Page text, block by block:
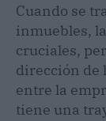
Cuando se
inmuebles,
cruciales,
dirección de
entre la
tiene una